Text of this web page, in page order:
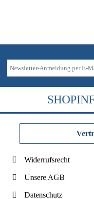
Widerrufsrecht
Unsere AGB
Datenschutz